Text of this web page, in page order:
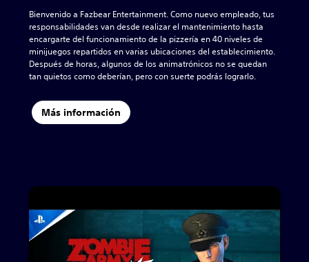
Bienvenido a Fazbear Entertainment. Como nuevo empleado, tus
responsabilidades van desde realizar el mantenimiento hasta
encargarte del funcionamiento de la pizzería en 40 niveles de
minijuegos repartidos en varias ubicaciones del establecimiento.
Después de horas, algunos de los animatrónicos no se quedan
tan quietos como deberían, pero con suerte podrás lograrlo.
Más información